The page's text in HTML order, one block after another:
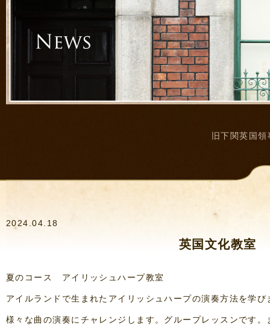
旧下関英国
2024.04.18
英国文化教室
夏のコース アイリッシュハープ教室
アイルランドで生まれたアイリッシュハープの演奏方法を学
様々な曲の演奏にチャレンジします。グループレッスンです